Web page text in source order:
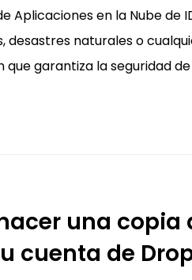
Aplicaciones en la Nube
naturales o
garantiza la seguridad
una
cuenta de